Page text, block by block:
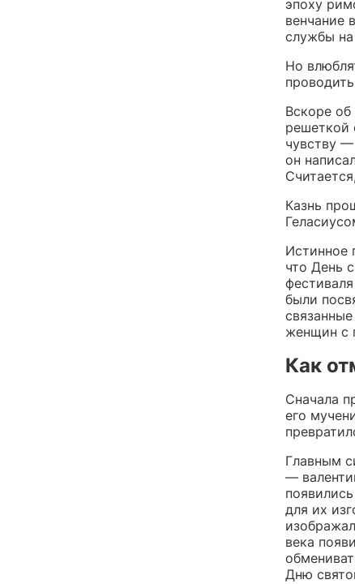
эпоху
венчание
службы на
Но
Вскоре об
решеткой
чувству
он
Казнь
Истинное
что День
были
женщин с
Как
Сначала
его
Главным
—
для их
века
Дню